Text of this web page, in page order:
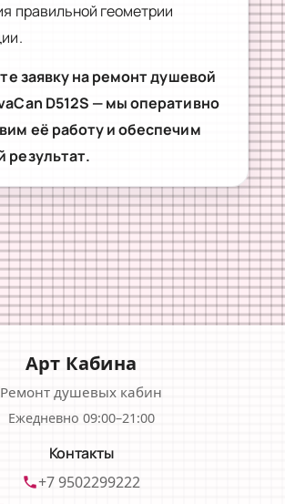
правильной геометрии
заявку на ремонт душевой
D512S — мы оперативно
её работу и обеспечим
результат.
Арт Кабина
Ремонт душевых кабин
Ежедневно 09:00–21:00
Контакты
phone+7 9502299222